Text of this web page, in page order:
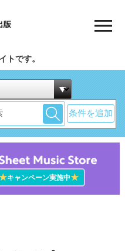
トです。
条件を追加
キャンペーン実施中★